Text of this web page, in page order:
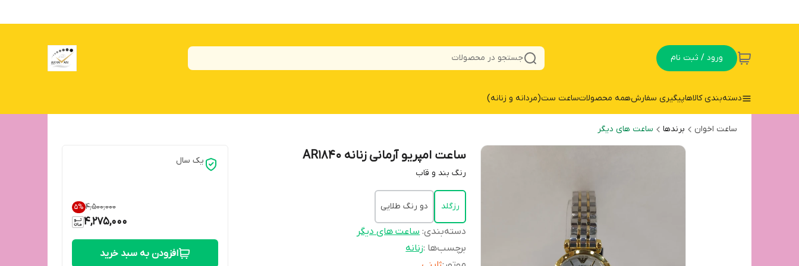
ورود / ثبت نام جستجو در محصولات
دسته‌بندی کالاهاپیگیری سفارشهمه محصولاتساعت ست(مردانه و زنانه)
ساعت اخوان برندها ساعت های دیگر
ساعت امپریو آرمانی زنانه AR1840
رنگ بند و قاب
رزگلد دو رنگ طلایی
دسته‌بندی:ساعت های دیگر
برچسب‌ها :زنانه
یک سال
۴٬۵۰۰٬۰۰۰ 5%
4,275,000
افزودن به سبد خرید